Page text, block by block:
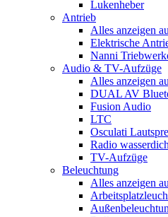
Lukenheber
Antrieb
Alles anzeigen
Elektrische
Nanni
Audio & TV-Aufzüge
Alles anzeigen
DUAL AV
Fusion Audio
LTC
Osculati
Radio
TV-Aufzüge
Beleuchtung
Alles anzeigen